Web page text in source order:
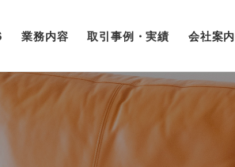
業務内容 取引事例・実績 会社案内